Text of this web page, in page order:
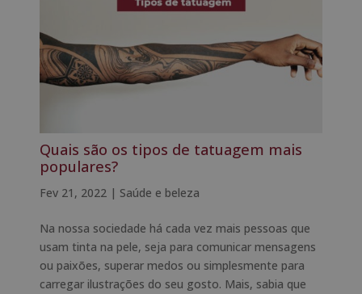
Quais são os tipos de tatuagem mais
populares?
Fev 21, 2022| Saúde e beleza
Na nossa sociedade há cada vez mais pessoas que
usam tinta na pele, seja para comunicar mensagens
ou paixões, superar medos ou simplesmente para
carregar ilustrações do seu gosto. Mais, sabia que